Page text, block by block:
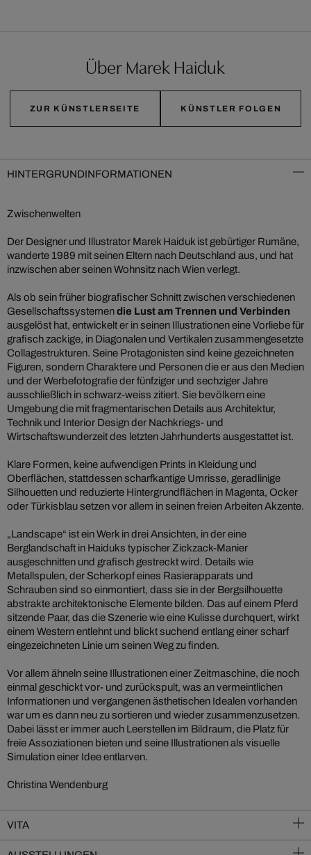
Über Marek Haiduk
ZUR KÜNSTLERSEITE KÜNSTLER FOLGEN
HINTERGRUNDINFORMATIONEN
Zwischenwelten
Der Designer und Illustrator Marek Haiduk ist gebürtiger Rumäne,
wanderte 1989 mit seinen Eltern nach Deutschland aus, und hat
inzwischen aber seinen Wohnsitz nach Wien verlegt.
Als ob sein früher biografischer Schnitt zwischen verschiedenen
Gesellschaftssystemendie Lust am Trennen und Verbinden
ausgelöst hat, entwickelt er in seinen Illustrationen eine Vorliebe für
grafisch zackige, in Diagonalen und Vertikalen zusammengesetzte
Collagestrukturen. Seine Protagonisten sind keine gezeichneten
Figuren, sondern Charaktere und Personen die er aus den Medien
und der Werbefotografie der fünfziger und sechziger Jahre
ausschließlich in schwarz-weiss zitiert. Sie bevölkern eine
Umgebung die mit fragmentarischen Details aus Architektur,
Technik und Interior Design der Nachkriegs- und
Wirtschaftswunderzeit des letzten Jahrhunderts ausgestattet ist.
Klare Formen, keine aufwendigen Prints in Kleidung und
Oberflächen, stattdessen scharfkantige Umrisse, geradlinige
Silhouetten und reduzierte Hintergrundflächen in Magenta, Ocker
oder Türkisblau setzen vor allem in seinen freien Arbeiten Akzente.
„Landscape“ ist ein Werk in drei Ansichten, in der eine
Berglandschaft in Haiduks typischer Zickzack-Manier
ausgeschnitten und grafisch gestreckt wird. Details wie
Metallspulen, der Scherkopf eines Rasierapparats und
Schrauben sind so einmontiert, dass sie in der Bergsilhouette
abstrakte architektonische Elemente bilden. Das auf einem Pferd
sitzende Paar, das die Szenerie wie eine Kulisse durchquert, wirkt
einem Western entlehnt und blickt suchend entlang einer scharf
eingezeichneten Linie um seinen Weg zu finden.
Vor allem ähneln seine Illustrationen einer Zeitmaschine, die noch
einmal geschickt vor- und zurückspult, was an vermeintlichen
Informationen und vergangenen ästhetischen Idealen vorhanden
war um es dann neu zu sortieren und wieder zusammenzusetzen.
Dabei lässt er immer auch Leerstellen im Bildraum, die Platz für
freie Assoziationen bieten und seine Illustrationen als visuelle
Simulation einer Idee entlarven.
Christina Wendenburg
VITA